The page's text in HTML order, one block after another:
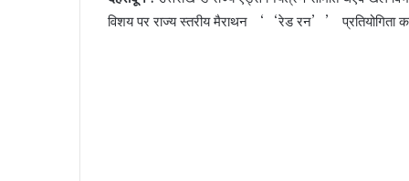
विशय पर राज्य स्तरीय मैराथन ‘‘रेड रन’’ प्रतियोगिता